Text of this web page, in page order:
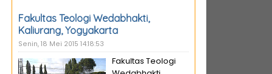
Fakultas Teologi Wedabhakti,
Kaliurang, Yogyakarta
Senin, 18 Mei 2015 14:18:53
Fakultas Teologi